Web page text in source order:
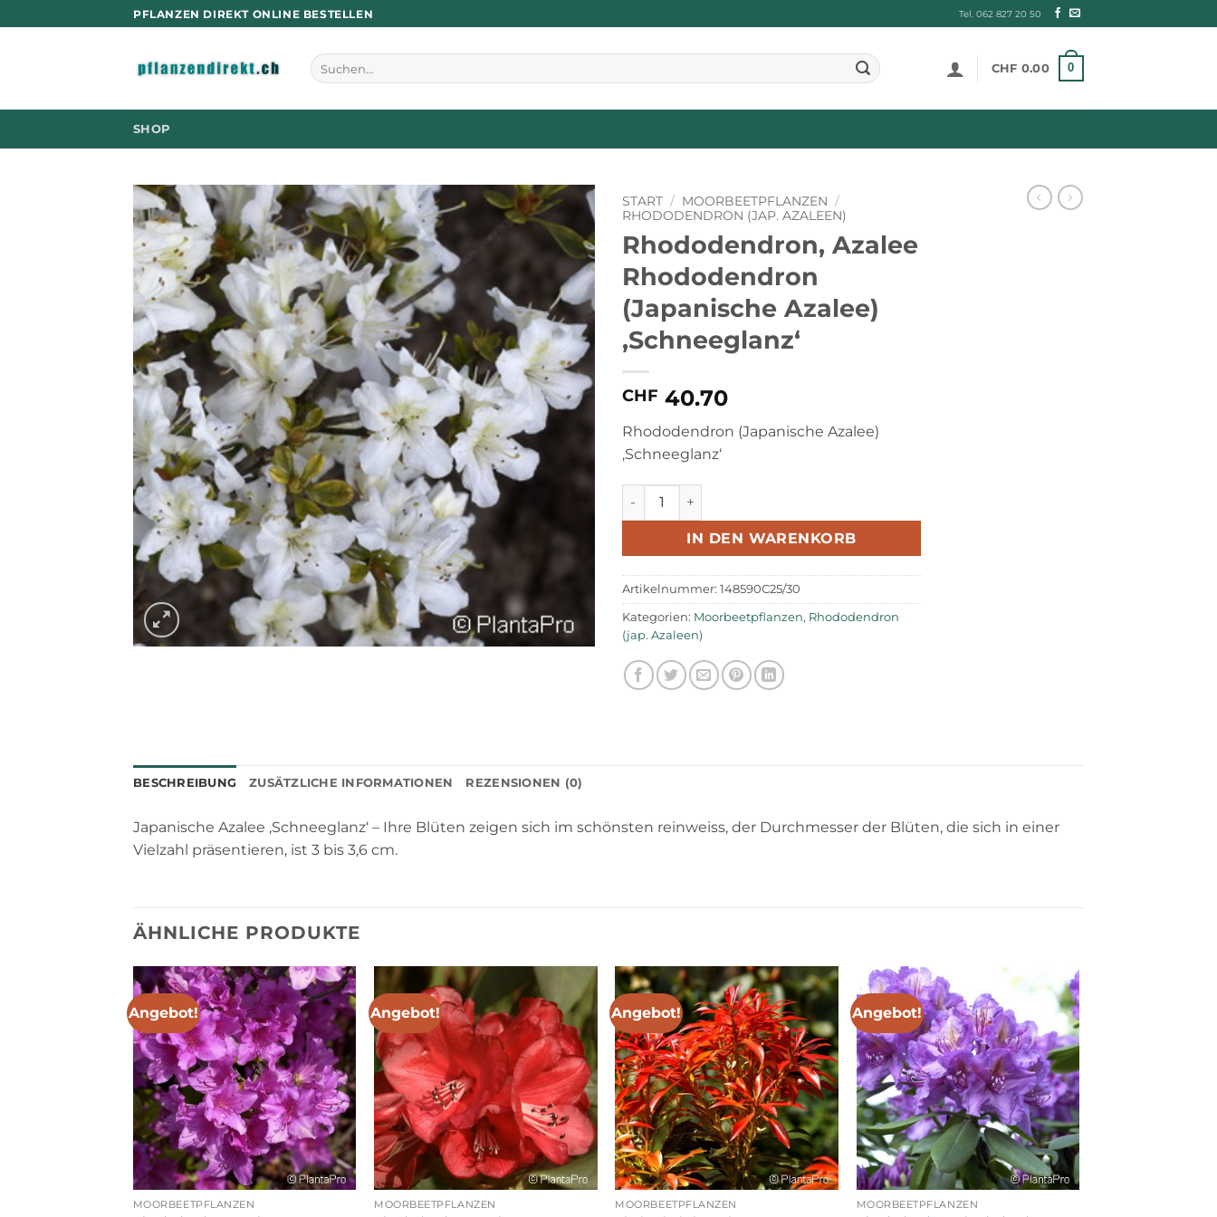
Inhalt
PFLANZEN DIREKT ONLINE BESTELLEN Tel. 062 827 20 50
Suchen
nach:
CHF 0.00 0
SHOP
START / MOORBEETPFLANZEN /
RHODODENDRON (JAP. AZALEEN)
Rhododendron, Azalee
Rhododendron
(Japanische Azalee)
‚Schneeglanz‘
CHF 40.70
Rhododendron (Japanische Azalee)
‚Schneeglanz‘
Rhododendron, Azalee Rhododendron (Japanische Azalee) 'Schneeglanz' Menge
IN DEN WARENKORB
Artikelnummer: 148590C25/30
Kategorien: Moorbeetpflanzen, Rhododendron
(jap. Azaleen)
BESCHREIBUNG ZUSÄTZLICHE INFORMATIONEN REZENSIONEN (0)
Japanische Azalee ‚Schneeglanz‘ – Ihre Blüten zeigen sich im schönsten reinweiss, der Durchmesser der Blüten, die sich in einer
Vielzahl präsentieren, ist 3 bis 3,6 cm.
ÄHNLICHE PRODUKTE
Angebot!
MOORBEETPFLANZEN
Angebot!
MOORBEETPFLANZEN
Angebot!
MOORBEETPFLANZEN
Angebot!
MOORBEETPFLANZEN